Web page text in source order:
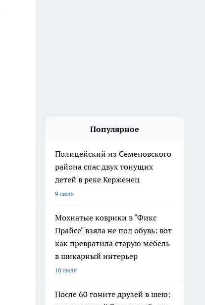
Популярное
Полицейский из Семеновского
района спас двух тонущих
детей в реке Керженец
9 июля
Мохнатые коврики в "Фикс
Прайсе" взяла не под обувь: вот
как превратила старую мебель
в шикарный интерьер
10 июля
После 60 гоните друзей в шею: